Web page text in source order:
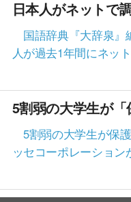
日本人がネットで
国語辞典『大辞泉』
人が過去1年間にネッ
5割弱の大学生が「
5割弱の大学生が保
ッセコーポレーション